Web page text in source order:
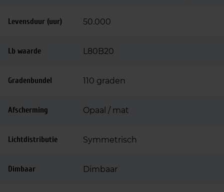
Levensduur (uur) 50.000
Lb waarde L80B20
Gradenbundel 110 graden
Afscherming Opaal / mat
Lichtdistributie Symmetrisch
Dimbaar Dimbaar